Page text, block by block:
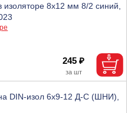
8x12 мм 8/2 синий,
245 ₽
DIN-изол 6х9-12 Д-С (ШНИ),